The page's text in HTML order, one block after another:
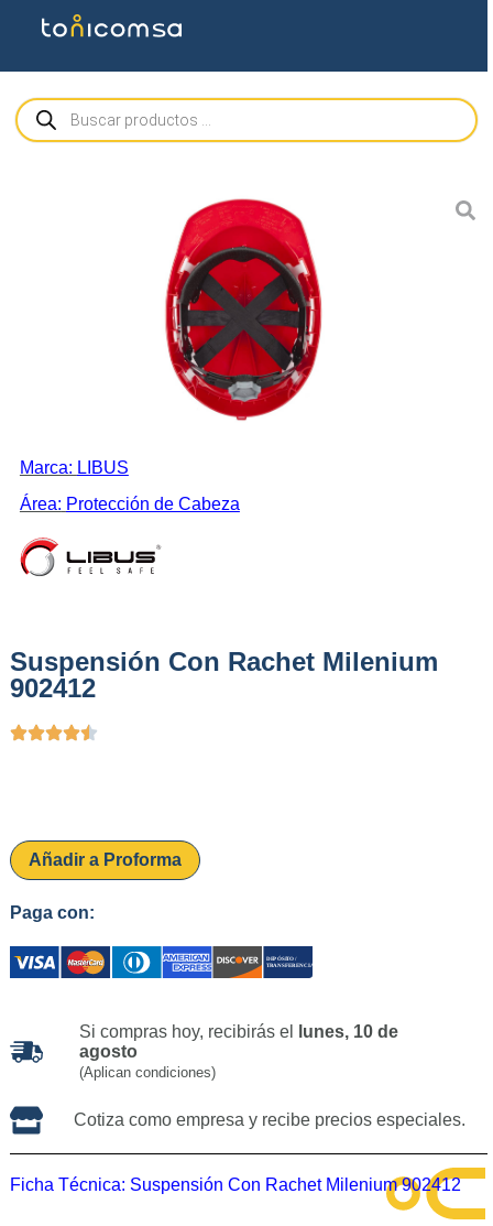
Marca: LIBUS
Área: Protección de Cabeza
Suspensión Con Rachet Milenium
902412
Añadir a Proforma
Paga con:
Si compras hoy, recibirás el
lunes, 10 de
agosto
(Aplican condiciones)
Cotiza como empresa y recibe precios especiales.
Ficha Técnica: Suspensión Con Rachet Milenium 902412